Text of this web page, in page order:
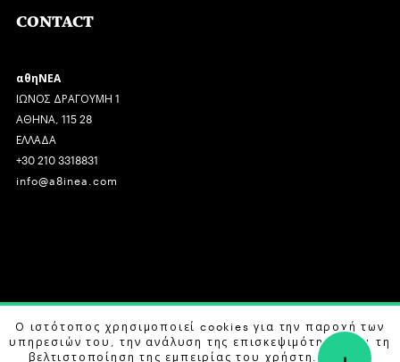
CONTACT
αθηΝΕΑ
ΙΩΝΟΣ ΔΡΑΓΟΥΜΗ 1
ΑΘΗΝΑ, 115 28
ΕΛΛΑΔΑ
+30 210 3318831
info@a8inea.com
COPYRIGHT © 2026 αθηΝΕΑ, ALL RIGHTS RESERVED.
DESIGN BY G DESIGN STUDIO. DEVELOPED BYB LABS
Ο ιστότοπος χρησιμοποιεί cookies για την παροχή των
υπηρεσιών του, την ανάλυση της επισκεψιμότητας και τη
βελτιστοποίηση της εμπειρίας του χρήστη. Μάθετε